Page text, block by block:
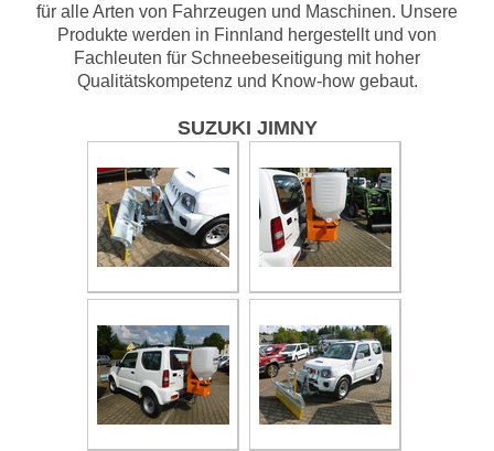
für alle Arten von Fahrzeugen und Maschinen. Unsere
Produkte werden in Finnland hergestellt und von
Fachleuten für Schneebeseitigung mit hoher
Qualitätskompetenz und Know-how gebaut.
SUZUKI JIMNY